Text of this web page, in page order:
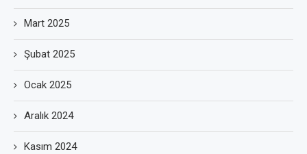
Mart 2025
Şubat 2025
Ocak 2025
Aralık 2024
Kasım 2024